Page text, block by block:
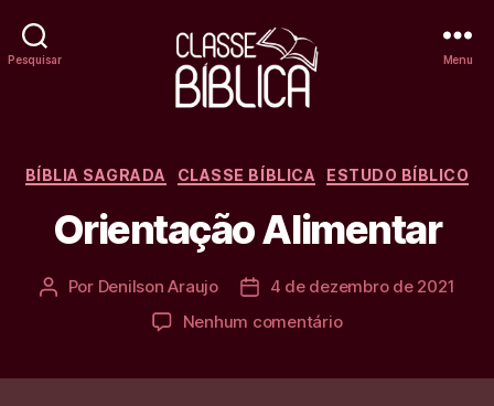
Pesquisar
Online
Menu
Categorias
BÍBLIA SAGRADA CLASSE BÍBLICA ESTUDO BÍBLICO
Orientação Alimentar
Autor
Por Denilson Araujo
Data4 de dezembro de 2021
Nenhum comentárioem